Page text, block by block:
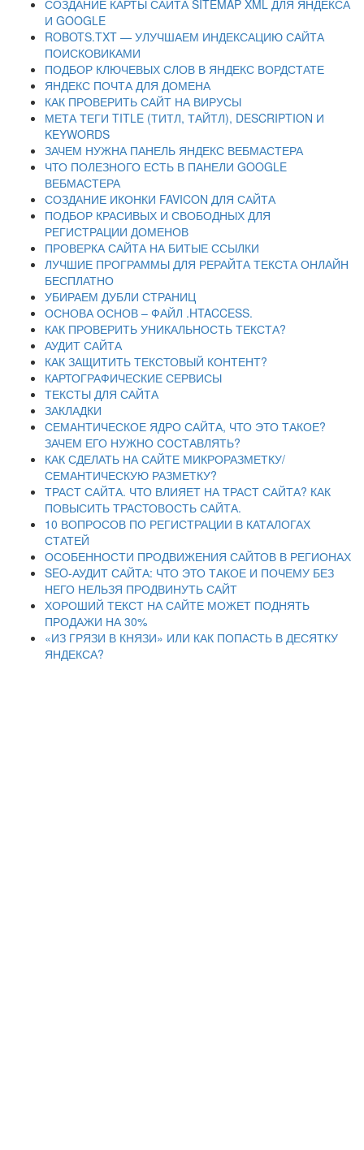
СОЗДАНИЕ КАРТЫ САЙТА SITEMAP XML ДЛЯ ЯНДЕКСА
И GOOGLE
ROBOTS.TXT — УЛУЧШАЕМ ИНДЕКСАЦИЮ САЙТА
ПОИСКОВИКАМИ
ПОДБОР КЛЮЧЕВЫХ СЛОВ В ЯНДЕКС ВОРДСТАТЕ
ЯНДЕКС ПОЧТА ДЛЯ ДОМЕНА
КАК ПРОВЕРИТЬ САЙТ НА ВИРУСЫ
МЕТА ТЕГИ TITLE (ТИТЛ, ТАЙТЛ), DESCRIPTION И
KEYWORDS
ЗАЧЕМ НУЖНА ПАНЕЛЬ ЯНДЕКС ВЕБМАСТЕРА
ЧТО ПОЛЕЗНОГО ЕСТЬ В ПАНЕЛИ GOOGLE
ВЕБМАСТЕРА
СОЗДАНИЕ ИКОНКИ FAVICON ДЛЯ САЙТА
ПОДБОР КРАСИВЫХ И СВОБОДНЫХ ДЛЯ
РЕГИСТРАЦИИ ДОМЕНОВ
ПРОВЕРКА САЙТА НА БИТЫЕ ССЫЛКИ
ЛУЧШИЕ ПРОГРАММЫ ДЛЯ РЕРАЙТА ТЕКСТА ОНЛАЙН
БЕСПЛАТНО
УБИРАЕМ ДУБЛИ СТРАНИЦ
ОСНОВА ОСНОВ – ФАЙЛ .HTACCESS.
КАК ПРОВЕРИТЬ УНИКАЛЬНОСТЬ ТЕКСТА?
АУДИТ САЙТА
КАК ЗАЩИТИТЬ ТЕКСТОВЫЙ КОНТЕНТ?
КАРТОГРАФИЧЕСКИЕ СЕРВИСЫ
ТЕКСТЫ ДЛЯ САЙТА
ЗАКЛАДКИ
СЕМАНТИЧЕСКОЕ ЯДРО САЙТА, ЧТО ЭТО ТАКОЕ?
ЗАЧЕМ ЕГО НУЖНО СОСТАВЛЯТЬ?
КАК СДЕЛАТЬ НА САЙТЕ МИКРОРАЗМЕТКУ/
СЕМАНТИЧЕСКУЮ РАЗМЕТКУ?
ТРАСТ САЙТА. ЧТО ВЛИЯЕТ НА ТРАСТ САЙТА? КАК
ПОВЫСИТЬ ТРАСТОВОСТЬ САЙТА.
10 ВОПРОСОВ ПО РЕГИСТРАЦИИ В КАТАЛОГАХ
СТАТЕЙ
ОСОБЕННОСТИ ПРОДВИЖЕНИЯ САЙТОВ В РЕГИОНАХ
SEO-АУДИТ САЙТА: ЧТО ЭТО ТАКОЕ И ПОЧЕМУ БЕЗ
НЕГО НЕЛЬЗЯ ПРОДВИНУТЬ САЙТ
ХОРОШИЙ ТЕКСТ НА САЙТЕ МОЖЕТ ПОДНЯТЬ
ПРОДАЖИ НА 30%
«ИЗ ГРЯЗИ В КНЯЗИ» ИЛИ КАК ПОПАСТЬ В ДЕСЯТКУ
ЯНДЕКСА?